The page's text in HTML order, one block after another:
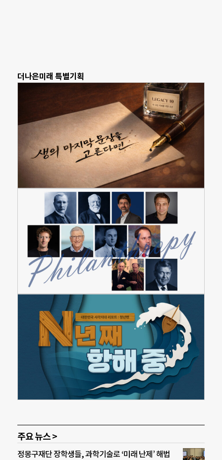
더나은미래 특별기획
주요 뉴스 >
정몽구재단 장학생들, 과학기술로 ‘미래 난제’ 해법